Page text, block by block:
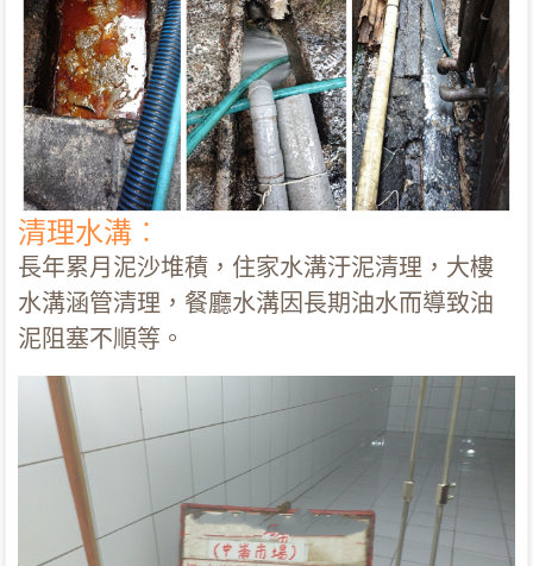
清理水溝︰
長年累月泥沙堆積，住家水溝汙泥清理，大樓
水溝涵管清理，餐廳水溝因長期油水而導致油
泥阻塞不順等。